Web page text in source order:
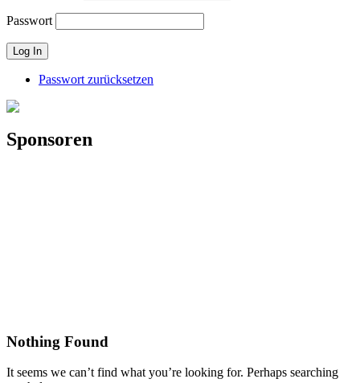
Passwort
Passwort zurücksetzen
Sponsoren
Nothing Found
It seems we can’t find what you’re looking for. Perhaps searching